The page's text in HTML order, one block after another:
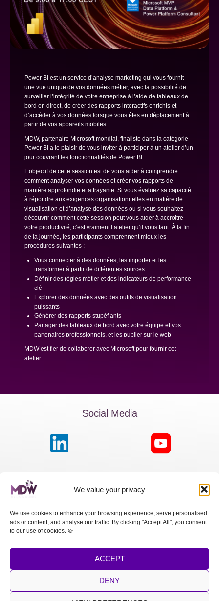
We value your privacy
We use cookies to enhance your browsing experience, serve personalised
ads or content, and analyse our traffic. By clicking "Accept All", you consent
to our use of cookies. 🍪
ACCEPT
DENY
Power BI est un service d’analyse marketing qui vous fournit
une vue unique de vos données métier, avec la possibilité de
surveiller l’intégrité de votre entreprise à l’aide de tableaux de
bord en direct, de créer des rapports interactifs enrichis et
d’accéder à vos données lorsque vous êtes en déplacement à
partir de vos appareils mobiles.
MDW, partenaire Microsoft mondial, finaliste dans la catégorie
Power BI a le plaisir de vous inviter à participer à un atelier d’un
jour couvrant les fonctionnalités de Power BI.
L’objectif de cette session est de vous aider à comprendre
comment analyser vos données et créer vos rapports de
manière approfondie et attrayante. Si vous évaluez sa capacité
à répondre aux exigences organisationnelles en matière de
visualisation et d’analyse des données ou si vous souhaitez
découvrir comment cette session peut vous aider à accroître
votre productivité, c’est vraiment l’atelier qu’il vous faut. À la fin
de la journée, les participants comprennent mieux les
procédures suivantes :
Vous connecter à des données, les importer et les
transformer à partir de différentes sources
Définir des règles métier et des indicateurs de performance
clé
Explorer des données avec des outils de visualisation
puissants
Générer des rapports stupéfiants
Partager des tableaux de bord avec votre équipe et vos
partenaires professionnels, et les publier sur le web
MDW est fier de collaborer avec Microsoft pour fournir cet
atelier.
Social Media
Passage de la Boule Blanche, 7 | Paris 75012
MDW Switzerland
MDW Spain
Calle Princesa, 2 | Madrid 28008